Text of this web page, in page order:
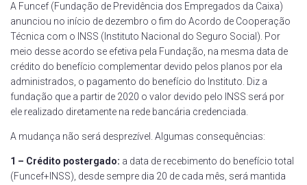
A Funcef (Fundação de Previdência dos Empregados da Caixa)
anunciou no início de dezembro o fim do Acordo de Cooperação
Técnica com o INSS (Instituto Nacional do Seguro Social). Por
meio desse acordo se efetiva pela Fundação, na mesma data de
crédito do benefício complementar devido pelos planos por ela
administrados, o pagamento do benefício do Instituto. Diz a
fundação que a partir de 2020 o valor devido pelo INSS será por
ele realizado diretamente na rede bancária credenciada.
A mudança não será desprezível. Algumas consequências:
1 – Crédito postergado: a data de recebimento do benefício total
(Funcef+INSS), desde sempre dia 20 de cada mês, será mantida